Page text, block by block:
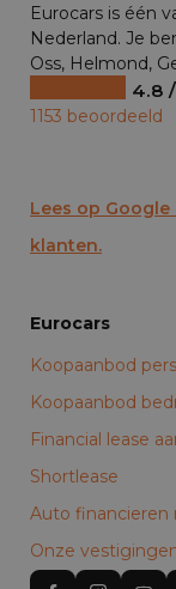
Eurocars is één
Nederland. Je
Oss, Helmond,
4.8
1153 beoordeeld
Lees op
klanten.
Eurocars
Koopaanbod
Koopaanbod
Financial lease
Shortlease
Auto financieren
Onze